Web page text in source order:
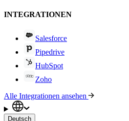
INTEGRATIONEN
Salesforce
Pipedrive
HubSpot
Zoho
Alle Integrationen ansehen
Deutsch